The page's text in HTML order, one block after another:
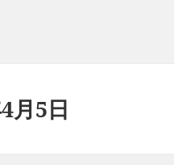
月5日